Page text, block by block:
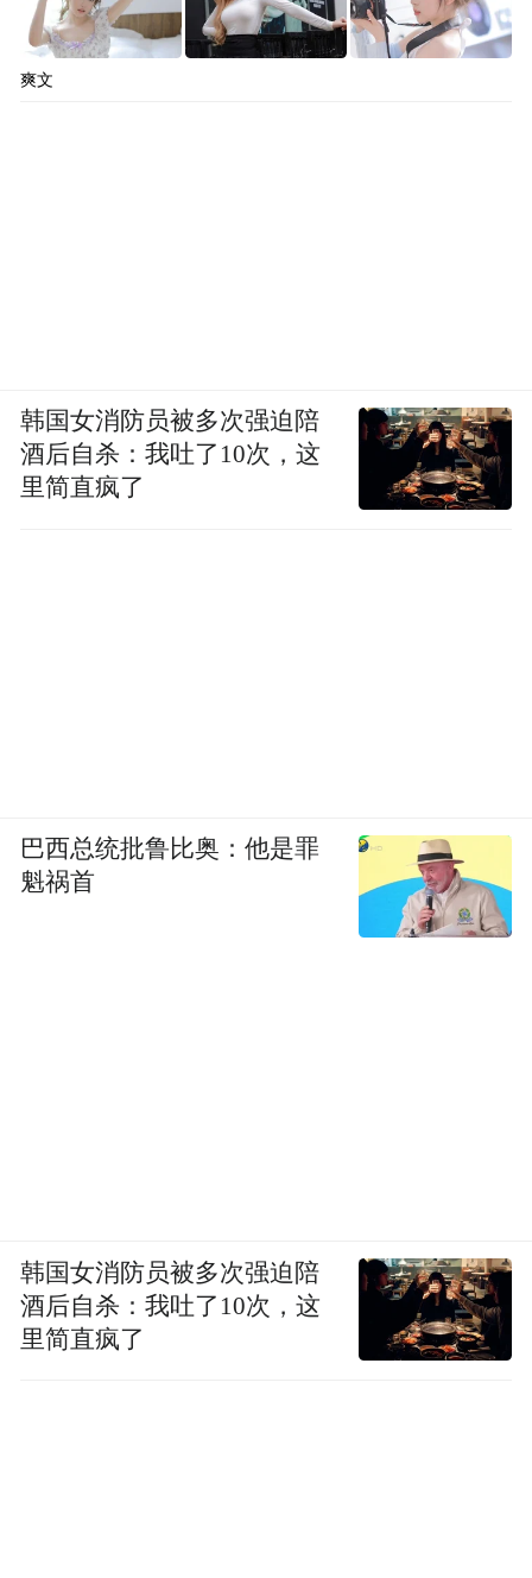
爽文
韩国女消防员被多次强迫陪
酒后自杀：我吐了10次，这
里简直疯了
巴西总统批鲁比奥：他是罪
魁祸首
韩国女消防员被多次强迫陪
酒后自杀：我吐了10次，这
里简直疯了